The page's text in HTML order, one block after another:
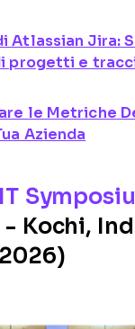
Atlassian Jira:
progetti e
le Metriche
Azienda
- Kochi,